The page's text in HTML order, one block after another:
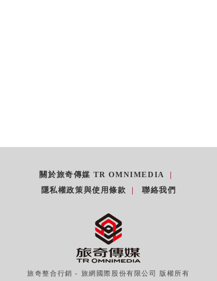
關於旅奇傳媒 TR OMNIMEDIA
隱私權政策與使用條款
聯絡我們
旅奇整合行銷 - 旅網國際股份有限公司 版權所有